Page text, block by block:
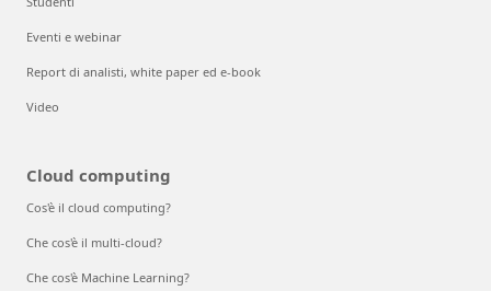
Eventi e webinar
Report di analisti, white paper ed e-book
Video
Cloud computing
Cos'è il cloud computing?
Che cos'è il multi-cloud?
Che cos'è Machine Learning?